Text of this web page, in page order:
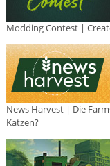
Modding Contest |
News Harvest | Die
Katzen?